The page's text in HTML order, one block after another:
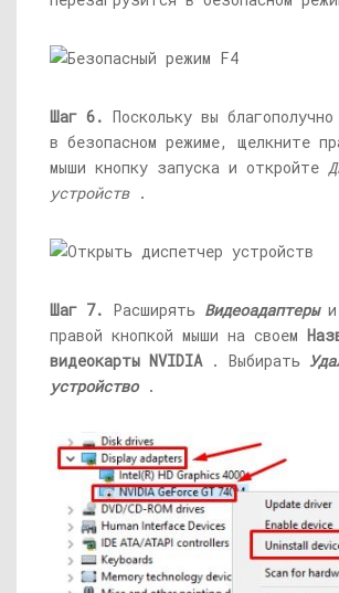
Шаг 6. Поскольку вы
в безопасном режиме, щелкните
мыши кнопку запуска и откройте
устройств.
Шаг 7. Расширять Видеоадаптеры
правой кнопкой мыши на своем
видеокарты NVIDIA. Выбирать
устройство .